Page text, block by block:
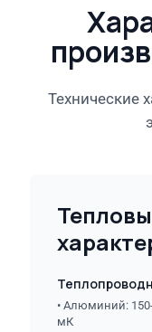
Технические
• Алюминий:
мК